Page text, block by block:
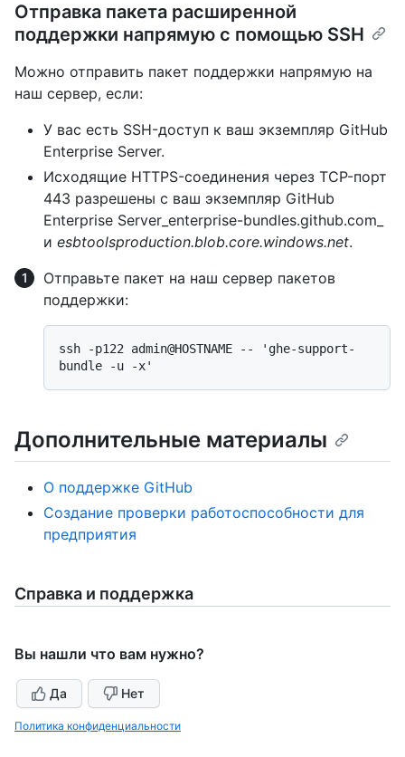
Отправка пакета расширенной
поддержки напрямую с помощью SSH
Можно отправить пакет поддержки напрямую на
наш сервер, если:
У вас есть SSH-доступ к ваш экземпляр GitHub
Enterprise Server.
Исходящие HTTPS-соединения через TCP-порт
443 разрешены с ваш экземпляр GitHub
Enterprise Server_enterprise-bundles.github.com_
и esbtoolsproduction.blob.core.windows.net.
Отправьте пакет на наш сервер пакетов
поддержки:
ssh -p122 admin@HOSTNAME -- 'ghe-support-
Дополнительные материалы
О поддержке GitHub
Создание проверки работоспособности для
предприятия
Справка и поддержка
Вы нашли что вам нужно?
Да Нет
Политика конфиденциальности